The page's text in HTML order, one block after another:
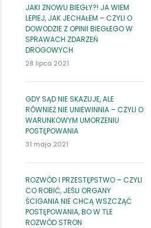
JAKI ZNOWU BIEGŁY?! JA WIEM
LEPIEJ, JAK JECHAŁEM – CZYLI O
DOWODZIE Z OPINII BIEGŁEGO W
SPRAWACH ZDARZEŃ
DROGOWYCH
28 lipca 2021
GDY SĄD NIE SKAZUJE, ALE
RÓWNIEŻ NIE UNIEWINNIA – CZYLI O
WARUNKOWYM UMORZENIU
POSTĘPOWANIA
31 maja 2021
ROZWÓD I PRZESTĘPSTWO – CZYLI
CO ROBIĆ, JEŚLI ORGANY
ŚCIGANIA NIE CHCĄ WSZCZĄĆ
POSTĘPOWANIA, BO W TLE
ROZWÓD STRON